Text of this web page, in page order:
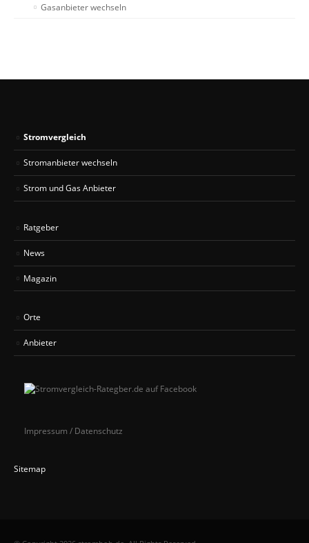
Gasanbieter wechseln
Stromvergleich
Stromanbieter wechseln
Strom und Gas Anbieter
Ratgeber
News
Magazin
Orte
Anbieter
Impressum / Datenschutz
Sitemap